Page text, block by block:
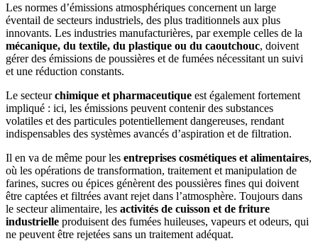
Les normes d’émissions atmosphériques concernent un large
éventail de secteurs industriels, des plus traditionnels aux plus
innovants. Les industries manufacturières, par exemple celles de la
mécanique, du textile, du plastique ou du caoutchouc, doivent
gérer des émissions de poussières et de fumées nécessitant un suivi
et une réduction constants.
Le secteurchimique et pharmaceutique est également fortement
impliqué : ici, les émissions peuvent contenir des substances
volatiles et des particules potentiellement dangereuses, rendant
indispensables des systèmes avancés d’aspiration et de filtration.
Il en va de même pour les entreprises cosmétiques et alimentaires,
où les opérations de transformation, traitement et manipulation de
farines, sucres ou épices génèrent des poussières fines qui doivent
être captées et filtrées avant rejet dans l’atmosphère. Toujours dans
le secteur alimentaire, les activités de cuisson et de friture
industrielle produisent des fumées huileuses, vapeurs et odeurs, qui
ne peuvent être rejetées sans un traitement adéquat.